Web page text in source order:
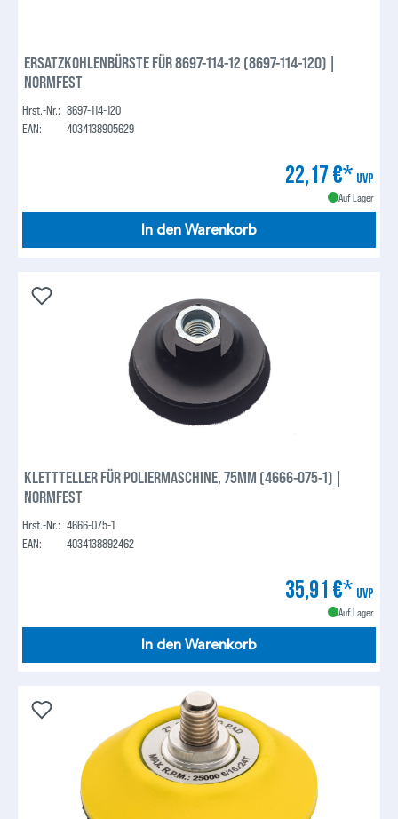
ERSATZKOHLENBÜRSTE FÜR 8697-114-12 (8697-114-120) |
NORMFEST
Hrst.-Nr.: 8697-114-120
EAN:
4034138905629
22,17 €* UVP
Auf Lager
In den Warenkorb
KLETTTELLER FÜR POLIERMASCHINE, 75MM (4666-075-1) |
NORMFEST
Hrst.-Nr.: 4666-075-1
EAN:
4034138892462
35,91 €* UVP
Auf Lager
In den Warenkorb